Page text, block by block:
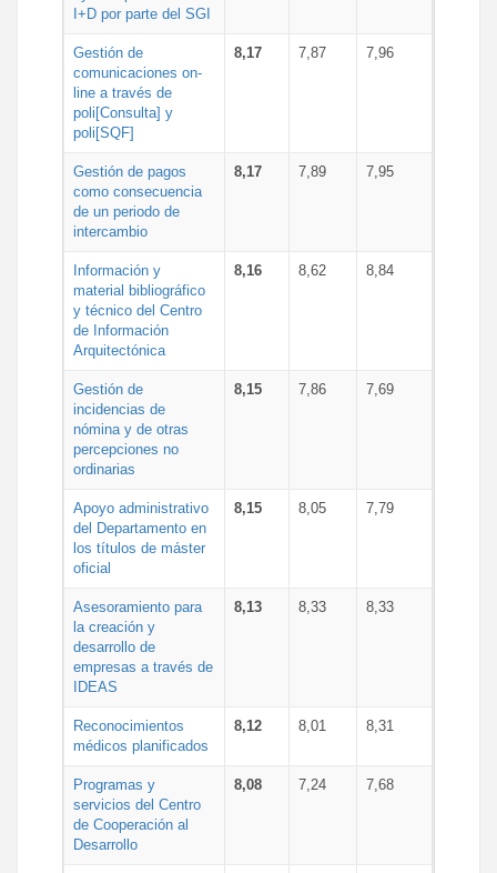
I+D por parte del SGI
Gestión de
comunicaciones on-
line a través de
poli[Consulta] y
poli[SQF]
8,17 7,87 7,96
Gestión de pagos
como consecuencia
de un periodo de
intercambio
8,17 7,89 7,95
Información y
material bibliográfico
y técnico del Centro
de Información
Arquitectónica
8,16 8,62 8,84
Gestión de
incidencias de
nómina y de otras
percepciones no
ordinarias
8,15 7,86 7,69
Apoyo administrativo
del Departamento en
los títulos de máster
oficial
8,15 8,05 7,79
Asesoramiento para
la creación y
desarrollo de
empresas a través de
IDEAS
8,13 8,33 8,33
Reconocimientos
médicos planificados
8,12 8,01 8,31
Programas y
servicios del Centro
de Cooperación al
Desarrollo
8,08 7,24 7,68